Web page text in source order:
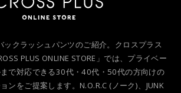
ックラッシュパンツのご紹介。クロスプラス
PLUS ONLINE STORE」では、プライベー
まで対応できる30代・40代・50代の方向けの
ンをご提案します。N.O.R.C (ノーク)、JUNK